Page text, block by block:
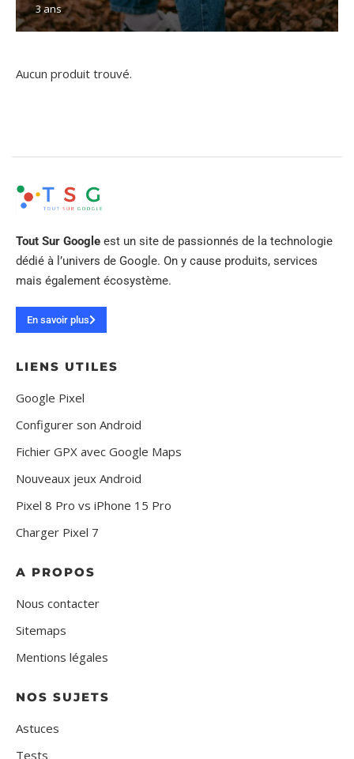
3 ans
Aucun produit trouvé.
Tout Sur Google est un site de passionnés de la technologie
dédié à l’univers de Google. On y cause produits, services
mais également écosystème.
En savoir plus
LIENS UTILES
Google Pixel
Configurer son Android
Fichier GPX avec Google Maps
Nouveaux jeux Android
Pixel 8 Pro vs iPhone 15 Pro
Charger Pixel 7
A PROPOS
Nous contacter
Sitemaps
Mentions légales
NOS SUJETS
Astuces
Tests